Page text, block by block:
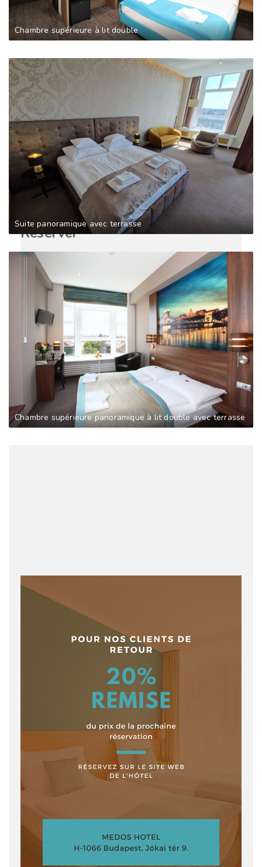
Chambre supérieure à lit double
Suite panoramique avec terrasse
Chambre supérieure panoramique à lit double avec terrasse
Réserver
Date d'arrivée
Date de départ
Adultes
Enfants
Bébés